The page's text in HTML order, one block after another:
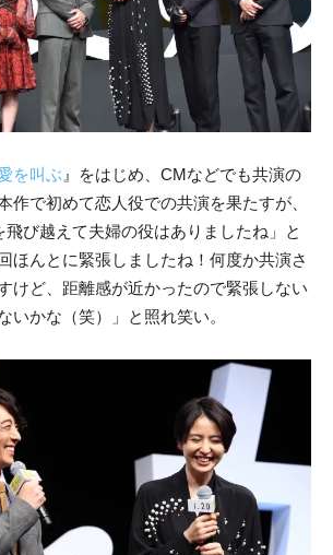
を叫ぶ 』をはじめ、CMなどでも共演の
作で初めて恋人役での共演を果たすが、
飛び越えて夫婦の役はありましたね」と
ほんとに緊張しましたね！何度か共演さ
けど、距離感が近かったので緊張しない
いかな（笑）」と照れ笑い。